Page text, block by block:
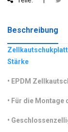
Beschreibung
Stärke
• EPDM
• Für die Montage
•